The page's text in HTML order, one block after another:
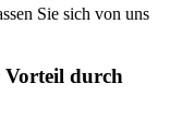
Sie sich von uns
Vorteil durch